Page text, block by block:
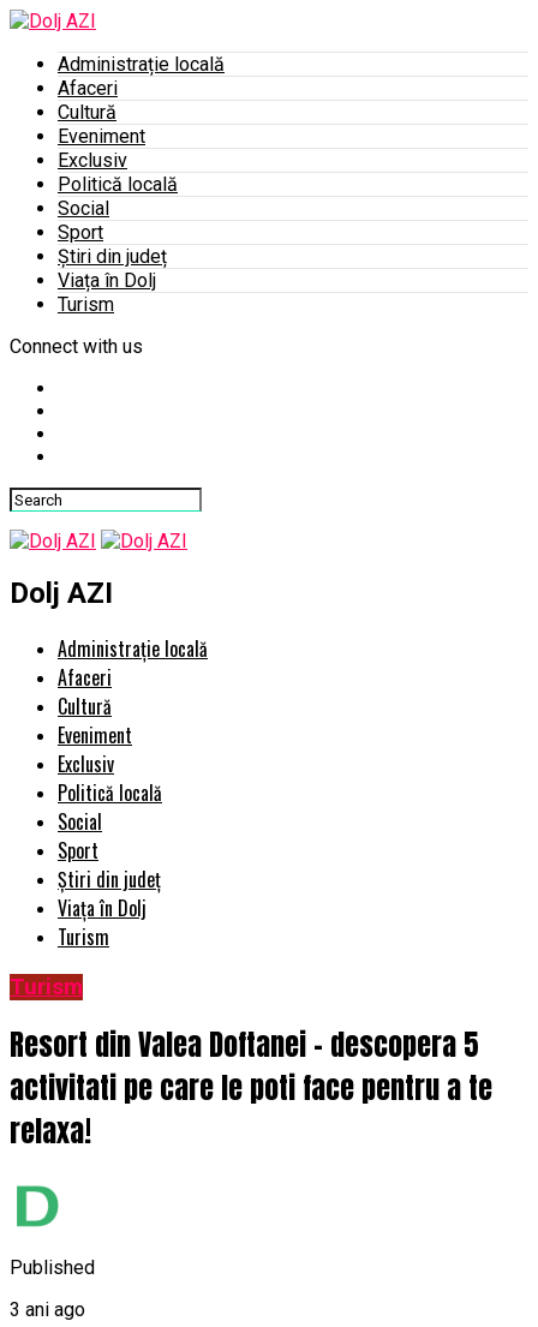
Administrație locală
Afaceri
Cultură
Eveniment
Exclusiv
Politică locală
Social
Sport
Știri din județ
Viața în Dolj
Turism
Connect with us
Dolj AZI
Administrație locală
Afaceri
Cultură
Eveniment
Exclusiv
Politică locală
Social
Sport
Știri din județ
Viața în Dolj
Turism
Turism
Resort din Valea Doftanei – descopera 5
activitati pe care le poti face pentru a te
relaxa!
Published
3 ani ago